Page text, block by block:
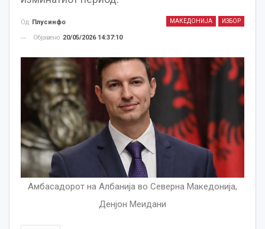
МАКЕДОНИЈА ИЗБОР
Од Плусинфо
Објавено 20/05/2026 14:37:10
Амбасадорот на Албанија во Северна Македонија,
Денјон Меидани